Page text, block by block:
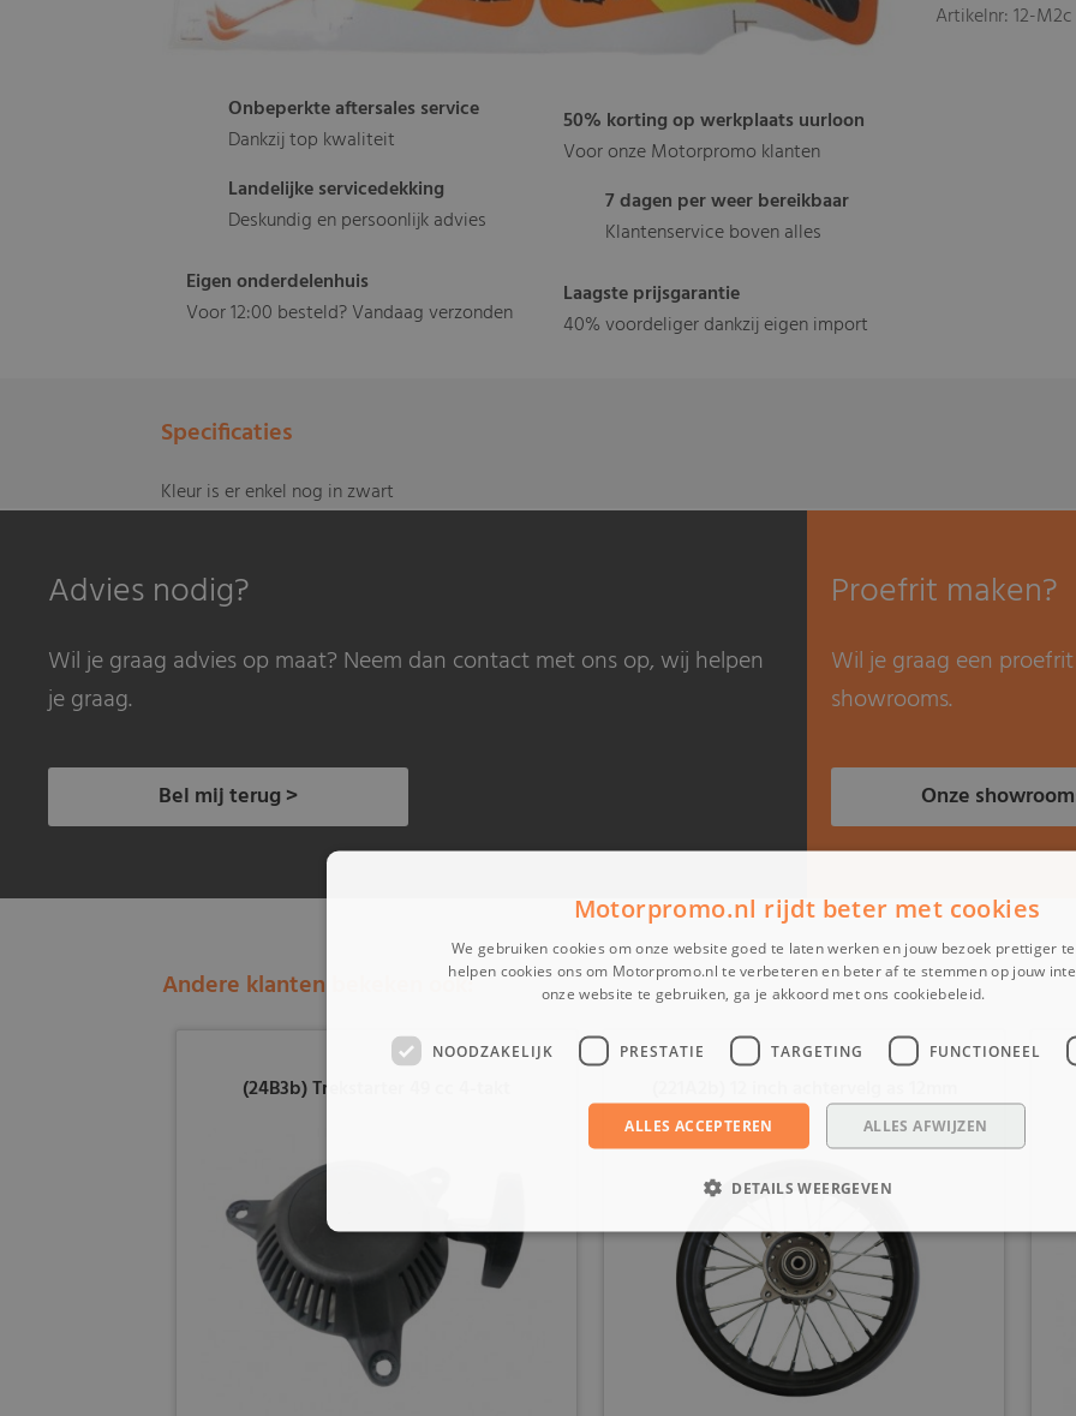
Onbeperkte aftersales service
Dankzij top kwaliteit
Landelijke servicedekking
Deskundig en persoonlijk advies
Eigen onderdelenhuis
Voor 12:00 besteld? Vandaag verzonden
50% korting op werkplaats uurloon
Voor onze Motorpromo klanten
7 dagen per weer bereikbaar
Klantenservice boven alles
Laagste prijsgarantie
40% voordeliger dankzij eigen import
Artikelnr: 12-M2c
Specificaties
Kleur is er enkel nog in zwart
Advies nodig?
Wil je graag advies op maat? Neem dan contact met ons op, wij helpen
je graag.
Bel mij terug >
Proefrit maken?
Wil je graag een
showrooms.
Onze
Andere klanten bekeken ook:
(24B3b) Trekstarter 49 cc 4-takt
Motorpromo.nl rijdt beter met cookies
We gebruiken cookies om onze website goed te laten werken en jouw bezoek prettiger
helpen cookies ons om Motorpromo.nl te verbeteren en beter af te stemmen op jouw
onze website te gebruiken, ga je akkoord met ons cookiebeleid.
NOODZAKELIJK PRESTATIE TARGETING FUNCTIONEEL
ALLES ACCEPTEREN ALLES AFWIJZEN
DETAILS WEERGEVEN